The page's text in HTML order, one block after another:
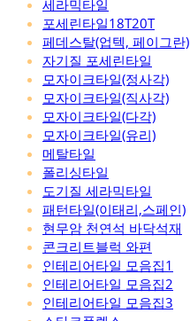
세라믹타일
포세린타일18T20T
페데스탈(업텍, 페이그란)
자기질 포세린타일
모자이크타일(정사각)
모자이크타일(직사각)
모자이크타일(다각)
모자이크타일(유리)
메탈타일
폴리싱타일
도기질 세라믹타일
패턴타일(이태리,스페인)
현무암 천연석 바닥석재
콘크리트블럭 와편
인테리어타일 모음집1
인테리어타일 모음집2
인테리어타일 모음집3